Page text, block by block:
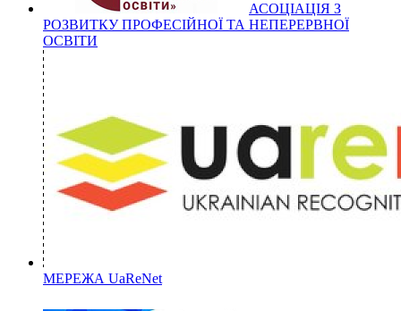
АСОЦІАЦІЯ З
РОЗВИТКУ ПРОФЕСІЙНОЇ ТА НЕПЕРЕРВНОЇ
ОСВІТИ
МЕРЕЖА UaReNet